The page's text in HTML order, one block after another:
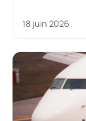
18 juin 2026